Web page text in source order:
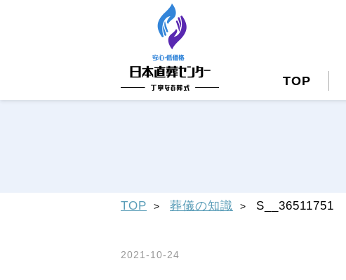
TOP
TOP 葬儀の知識 S__36511751
2021-10-24